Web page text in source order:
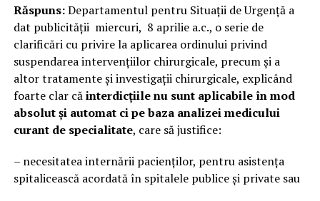
Răspuns:Departamentul pentru Situații de Urgență a
dat publicității miercuri, 8 aprilie a.c., o serie de
clarificări cu privire la aplicarea ordinului privind
suspendarea intervențiilor chirurgicale, precum și a
altor tratamente și investigații chirurgicale, explicând
foarte clar căinterdicțiile nu sunt aplicabile în mod
absolut și automat ci pe baza analizei medicului
curant de specialitate, care să justifice:
– necesitatea internării pacienților, pentru asistența
spitalicească acordată în spitalele publice și private sau